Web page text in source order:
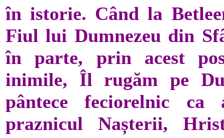
în istorie. Când la
Fiul lui Dumnezeu din
în parte, prin acest
inimile, Îl rugăm pe
pântece feciorelnic
praznicul Nașterii,